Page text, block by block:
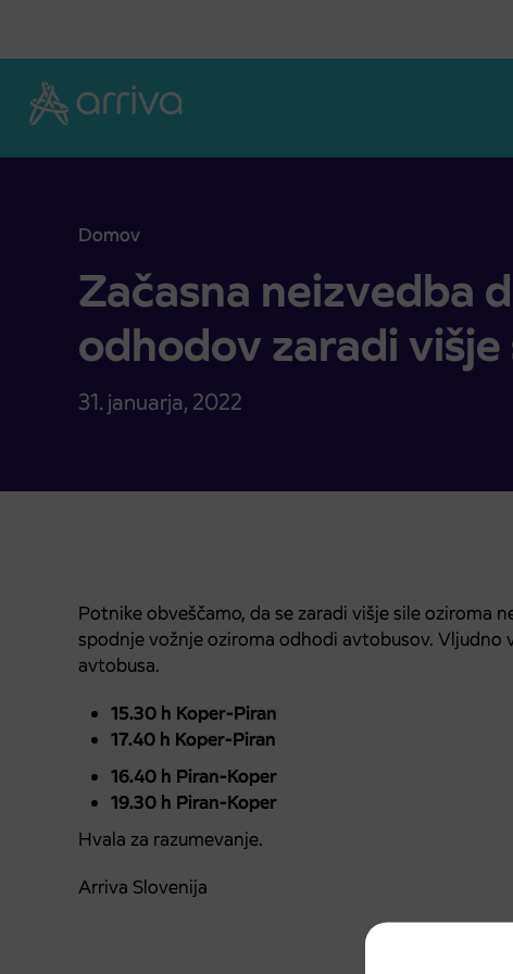
Domov
Začasna neizvedba določenih odhodov zaradi višje
Začasna neizvedba
odhodov zaradi višje
31. januarja, 2022
Potnike obveščamo, da se zaradi višje sile oziroma
spodnje vožnje oziroma odhodi avtobusov. Vljudno
avtobusa.
15.30 h Koper-Piran
17.40 h Koper-Piran
16.40 h Piran-Koper
19.30 h Piran-Koper
Hvala za razumevanje.
Arriva Slovenija